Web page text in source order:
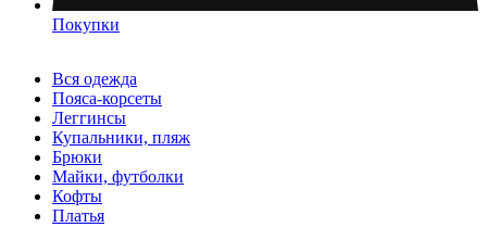
Покупки
Вся одежда
Пояса-корсеты
Леггинсы
Купальники, пляж
Брюки
Майки, футболки
Кофты
Платья